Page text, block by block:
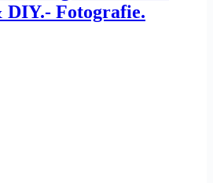
DIY.- Fotografie.